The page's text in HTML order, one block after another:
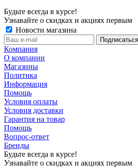
Будьте всегда в курсе!
Узнавайте о скидках и акциях первым
Новости магазина
Компания
О компании
Магазины
Политика
Информация
Помощь
Условия оплаты
Условия доставки
Гарантия на товар
Помощь
Вопрос-ответ
Бренды
Будьте всегда в курсе!
Узнавайте о скидках и акциях первым